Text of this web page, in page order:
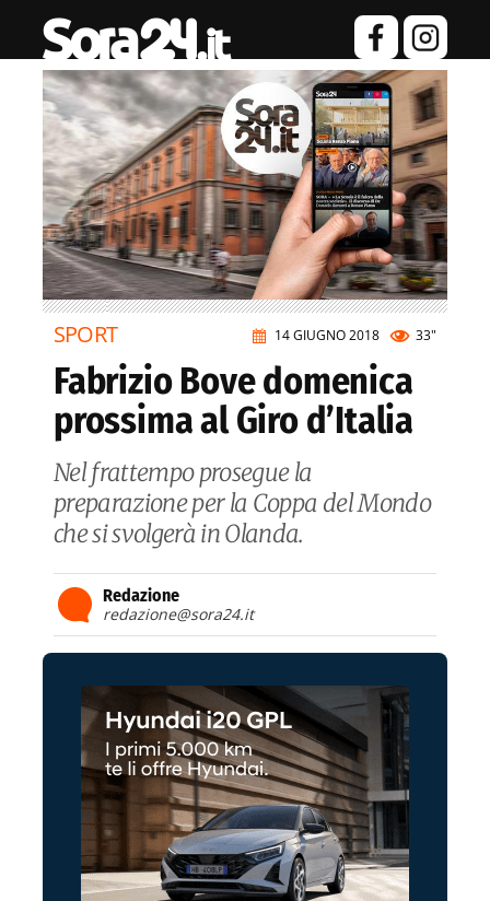
14 GIUGNO 2018 33"
SPORT
Fabrizio Bove domenica
prossima al Giro d’Italia
Nel frattempo prosegue la
preparazione per la Coppa del Mondo
che si svolgerà in Olanda.
Redazione
redazione@sora24.it